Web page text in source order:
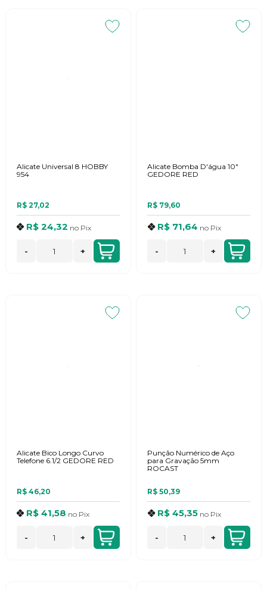
Alicate Universal 8 HOBBY
954
R$ 27,02
R$ 24,32 no Pix
- +
Alicate Bomba D'água 10"
GEDORE RED
R$ 79,60
R$ 71,64 no Pix
- +
Alicate Bico Longo Curvo
Telefone 6.1/2 GEDORE RED
R$ 46,20
R$ 41,58 no Pix
- +
Punção Numérico de Aço
para Gravação 5mm
ROCAST
R$ 50,39
R$ 45,35 no Pix
- +